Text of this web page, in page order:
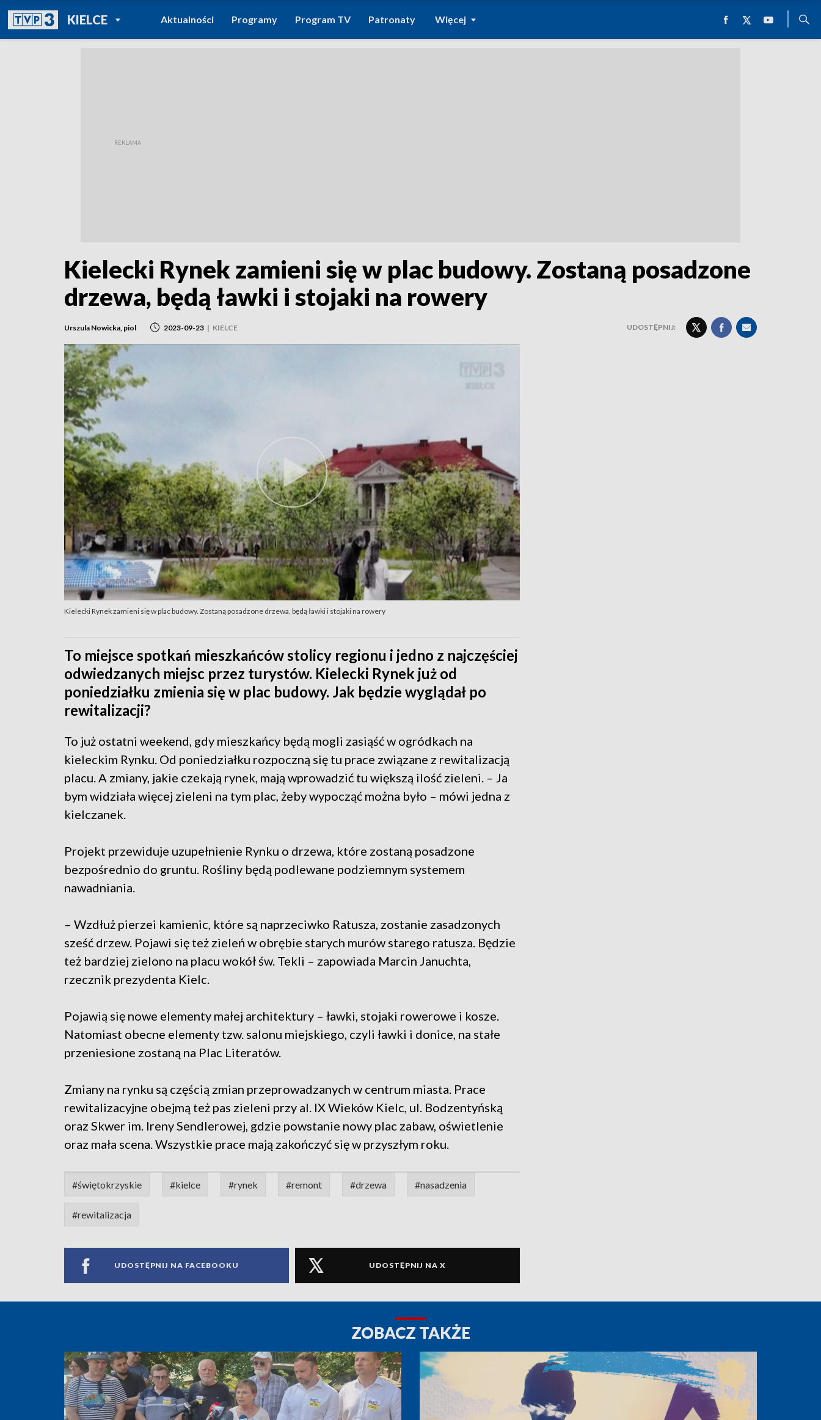
KIELCEPOWRÓT DO
TVP REGIONY
Aktualności Programy Program TV Patronaty Więcej
Kielecki Rynek zamieni się w plac budowy. Zostaną posadzone
drzewa, będą ławki i stojaki na rowery
Urszula Nowicka, piol 2023-09-23 | KIELCE UDOSTĘPNIJ:
Kielecki Rynek zamieni się w plac budowy. Zostaną posadzone drzewa, będą ławki i stojaki na rowery
To miejsce spotkań mieszkańców stolicy regionu i jedno z najczęściej
odwiedzanych miejsc przez turystów. Kielecki Rynek już od
poniedziałku zmienia się w plac budowy. Jak będzie wyglądał po
rewitalizacji?
To już ostatni weekend, gdy mieszkańcy będą mogli zasiąść w ogródkach na
kieleckim Rynku. Od poniedziałku rozpoczną się tu prace związane z rewitalizacją
placu. A zmiany, jakie czekają rynek, mają wprowadzić tu większą ilość zieleni. – Ja
bym widziała więcej zieleni na tym plac, żeby wypocząć można było – mówi jedna z
kielczanek.
Projekt przewiduje uzupełnienie Rynku o drzewa, które zostaną posadzone
bezpośrednio do gruntu. Rośliny będą podlewane podziemnym systemem
nawadniania.
– Wzdłuż pierzei kamienic, które są naprzeciwko Ratusza, zostanie zasadzonych
sześć drzew. Pojawi się też zieleń w obrębie starych murów starego ratusza. Będzie
też bardziej zielono na placu wokół św. Tekli – zapowiada Marcin Januchta,
rzecznik prezydenta Kielc.
Pojawią się nowe elementy małej architektury – ławki, stojaki rowerowe i kosze.
Natomiast obecne elementy tzw. salonu miejskiego, czyli ławki i donice, na stałe
przeniesione zostaną na Plac Literatów.
Zmiany na rynku są częścią zmian przeprowadzanych w centrum miasta. Prace
rewitalizacyjne obejmą też pas zieleni przy al. IX Wieków Kielc, ul. Bodzentyńską
oraz Skwer im. Ireny Sendlerowej, gdzie powstanie nowy plac zabaw, oświetlenie
oraz mała scena. Wszystkie prace mają zakończyć się w przyszłym roku.
#świętokrzyskie #kielce #rynek #remont #drzewa #nasadzenia
#rewitalizacja
UDOSTĘPNIJ NA FACEBOOKU UDOSTĘPNIJ NA X
ZOBACZ TAKŻE